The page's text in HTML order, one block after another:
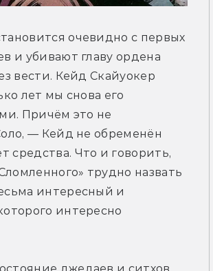
очевидно с первых
и убивают главу ордена
вести. Кейд Скайуокер
лет мы снова его
Причём это не
— Кейд не обременён
Что и говорить,
трудно назвать
интересный и
интересно
джедаев и ситхов,